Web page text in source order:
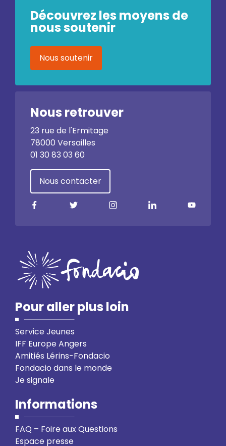
Découvrez les moyens de
nous soutenir
Nous soutenir
Nous retrouver
23 rue de l'Ermitage
78000 Versailles
01 30 83 03 60
Nous contacter
Pour aller plus loin
Service Jeunes
IFF Europe Angers
Amitiés Lérins-Fondacio
Fondacio dans le monde
Je signale
Informations
FAQ – Foire aux Questions
Espace presse